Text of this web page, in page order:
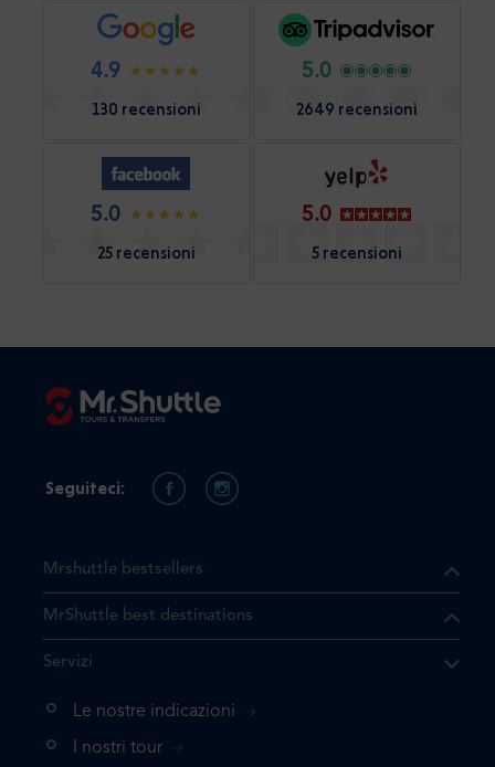
4.9
130 recensioni
5.0
2649 recensioni
5.0
25 recensioni
5.0
5 recensioni
il prodotto che state
nuovamente, la
Mrshuttle bestsellers
MrShuttle best destinations
Servizi
Le nostre indicazioni
I nostri tour
Seguiteci: